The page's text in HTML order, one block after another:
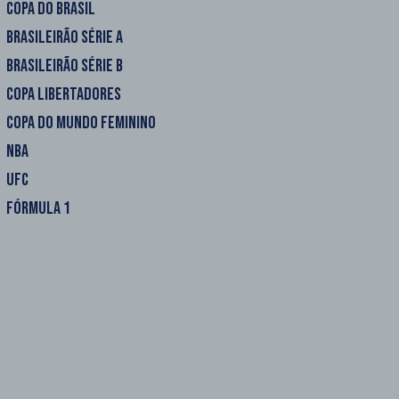
COPA DO BRASIL
BRASILEIRÃO SÉRIE A
BRASILEIRÃO SÉRIE B
COPA LIBERTADORES
COPA DO MUNDO FEMININO
NBA
UFC
FÓRMULA 1